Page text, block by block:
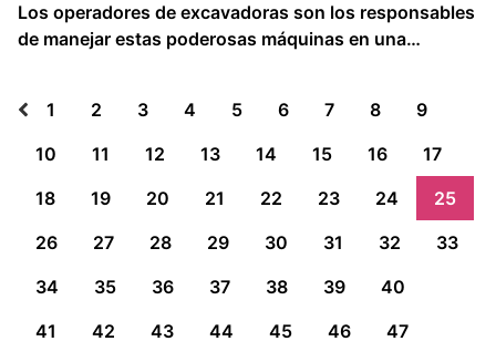
Los operadores de excavadoras son los responsables
de manejar estas poderosas máquinas en una
fuerza física, precisión y habilidades técnicas para
operar la excavadora de manera segura …
1 2 3 4 5 6 7 8
9
10
11 12 13 14 15 16
17
18
19 20 21 22 23 24
25
26
27 28 29 30 31 32
33
34
35 36 37 38 39
40
41
42 43 44 45 46
47